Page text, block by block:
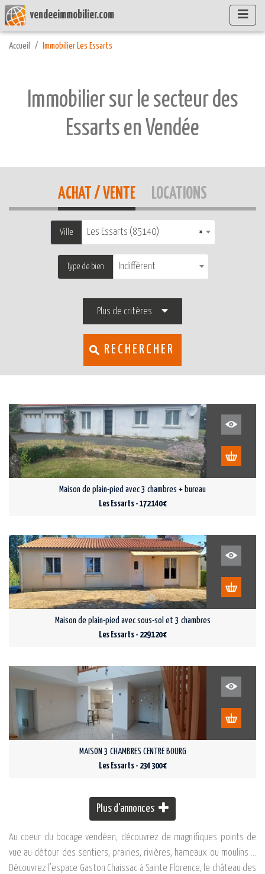
vendeeimmobilier.com
Accueil Immobilier Les Essarts
Immobilier sur le secteur des
Essarts en Vendée
ACHAT / VENTE LOCATIONS
Ville ×
Les Essarts (85140)
Type de bien Indifférent
Plus de critères
RECHERCHER
Maison de plain-pied avec 3 chambres + bureau
Les Essarts - 172 140 €
Maison de plain-pied avec sous-sol et 3 chambres
Les Essarts - 229 120 €
MAISON 3 CHAMBRES CENTRE BOURG
Les Essarts - 234 300 €
Plus d'annonces
Au coeur du bocage vendéen, découvrez de magnifiques points de
vue au détour des sentiers, prairies, rivières, hameaux ou moulins …
Découvrez l’espace Gaston Chaissac à Sainte Florence, le château des